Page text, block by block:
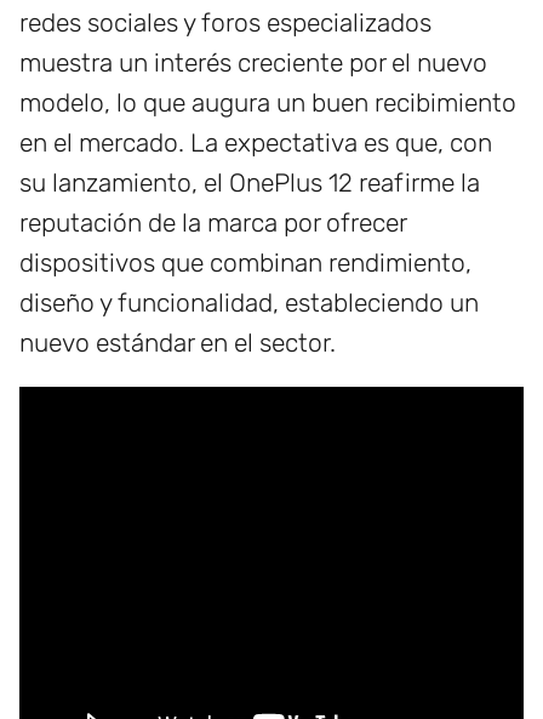
redes sociales y foros especializados
muestra un interés creciente por el nuevo
modelo, lo que augura un buen recibimiento
en el mercado. La expectativa es que, con
su lanzamiento, el OnePlus 12 reafirme la
reputación de la marca por ofrecer
dispositivos que combinan rendimiento,
diseño y funcionalidad, estableciendo un
nuevo estándar en el sector.